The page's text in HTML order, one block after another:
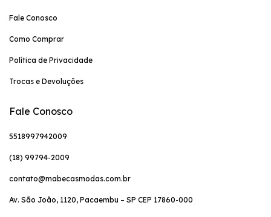
Fale Conosco
Como Comprar
Política de Privacidade
Trocas e Devoluções
Fale Conosco
5518997942009
(18) 99794-2009
contato@mabecasmodas.com.br
Av. São João, 1120, Pacaembu – SP CEP 17860-000